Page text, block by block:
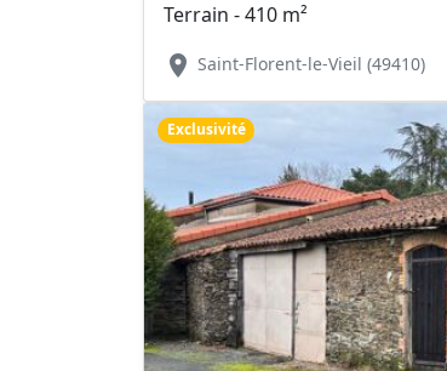
Terrain - 410 m²
location_on Saint-Florent-le-Vieil (49410)
Exclusivité